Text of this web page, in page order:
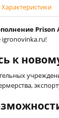
Характеристики
igronovinka.ru!
к